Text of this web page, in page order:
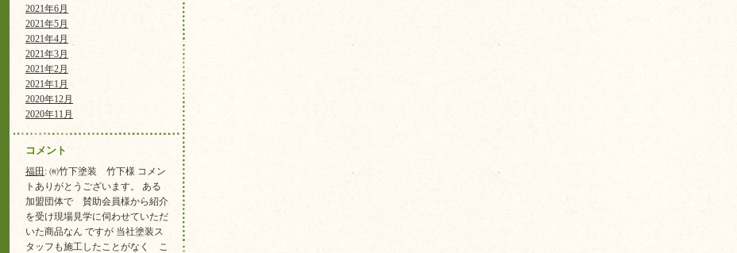
2021年6月
2021年5月
2021年4月
2021年3月
2021年2月
2021年1月
2020年12月
2020年11月
コメント
福田 : ㈲竹下塗装 竹下様 コメン
トありがとうございます。 ある
加盟団体で 賛助会員様から紹介
を受け現場見学に伺わせていただ
いた商品なん ですが 当社塗装ス
タッフも施工したことがなく こ